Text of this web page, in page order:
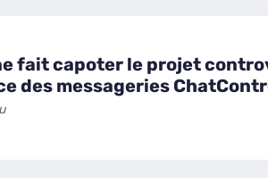
fait capoter le projet
des messageries